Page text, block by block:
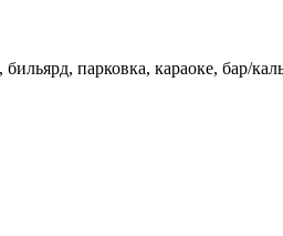
парковка, караоке, бар/